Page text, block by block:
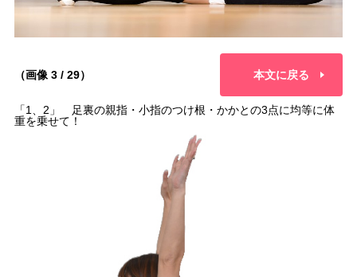
（画像 3 / 29） 本文に戻る
「1、2」 足裏の親指・小指のつけ根・かかとの3点に均等に体
重を乗せて！